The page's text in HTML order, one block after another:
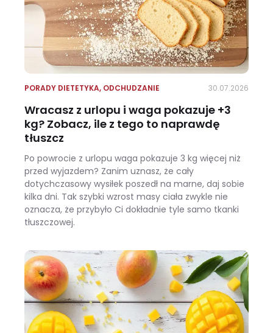
PORADY DIETETYKA, ODCHUDZANIE 30.07.2026
Wracasz z urlopu i waga pokazuje +3
kg? Zobacz, ile z tego to naprawdę
tłuszcz
Po powrocie z urlopu waga pokazuje 3 kg więcej niż
przed wyjazdem? Zanim uznasz, że cały
dotychczasowy wysiłek poszedł na marne, daj sobie
kilka dni. Tak szybki wzrost masy ciała zwykle nie
oznacza, że przybyło Ci dokładnie tyle samo tkanki
tłuszczowej.